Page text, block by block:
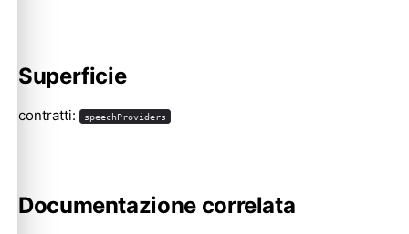
Superficie
contratti: speechProviders
Documentazione correlata